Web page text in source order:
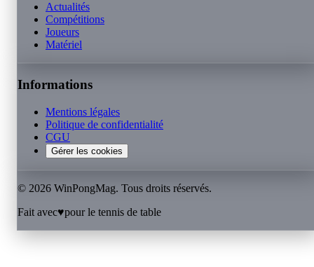
Actualités
Compétitions
Joueurs
Matériel
Informations
Mentions légales
Politique de confidentialité
CGU
Gérer les cookies
© 2026 WinPongMag. Tous droits réservés.
Fait avec♥pour le tennis de table